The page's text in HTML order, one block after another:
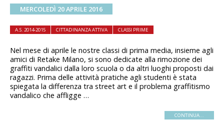
MERCOLEDÌ 20 APRILE 2016
A.S. 2014-2015 CITTADINANZA ATTIVA CLASSI PRIME
Nel mese di aprile le nostre classi di prima media, insieme agli
amici di Retake Milano, si sono dedicate alla rimozione dei
graffiti vandalici dalla loro scuola o da altri luoghi proposti dai
ragazzi. Prima delle attività pratiche agli studenti è stata
spiegata la differenza tra street art e il problema graffitismo
vandalico che affligge …
CONTINUA...